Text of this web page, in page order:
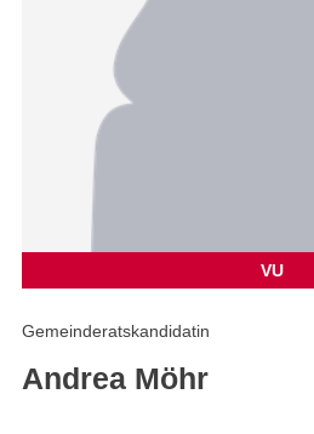
VU
Gemeinderatskandidatin
Andrea Möhr